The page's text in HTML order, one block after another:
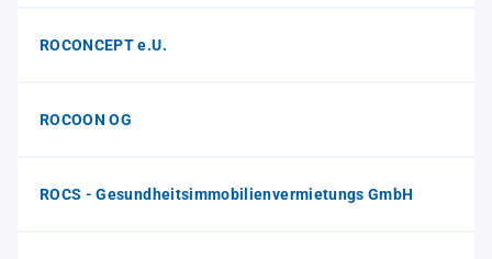
ROCONCEPT e.U.
ROCOON OG
ROCS - Gesundheitsimmobilienvermietungs GmbH